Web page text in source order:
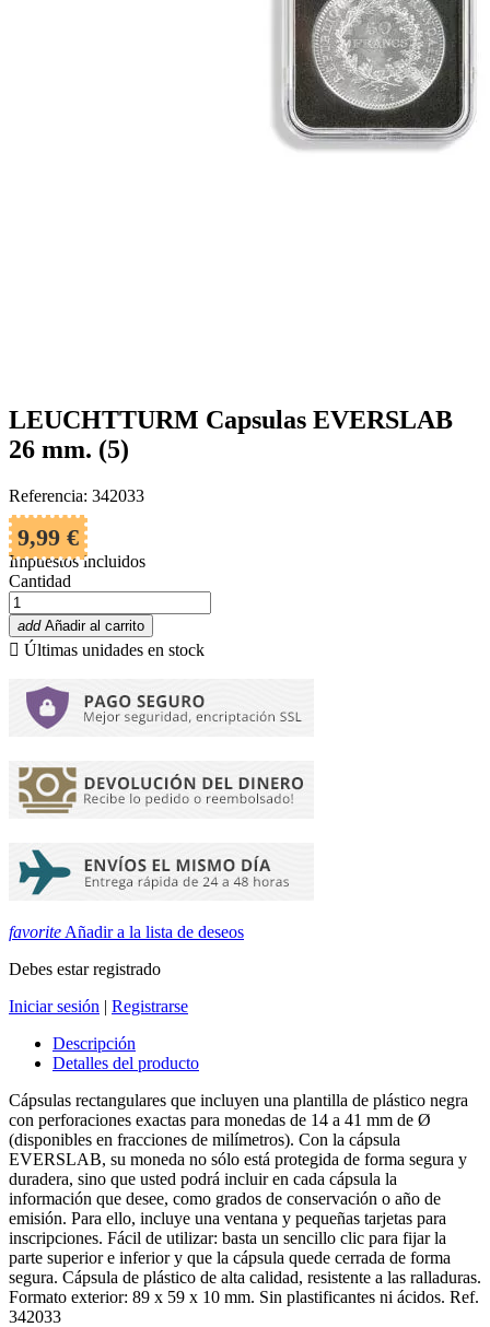
LEUCHTTURM Capsulas EVERSLAB
26 mm. (5)
Referencia: 342033
9,99 €
Impuestos incluidos
Cantidad
add Añadir al carrito
 Últimas unidades en stock
favorite Añadir a la lista de deseos
Debes estar registrado
Iniciar sesión | Registrarse
Descripción
Detalles del producto
Cápsulas rectangulares que incluyen una plantilla de plástico negra
con perforaciones exactas para monedas de 14 a 41 mm de Ø
(disponibles en fracciones de milímetros). Con la cápsula
EVERSLAB, su moneda no sólo está protegida de forma segura y
duradera, sino que usted podrá incluir en cada cápsula la
información que desee, como grados de conservación o año de
emisión. Para ello, incluye una ventana y pequeñas tarjetas para
inscripciones. Fácil de utilizar: basta un sencillo clic para fijar la
parte superior e inferior y que la cápsula quede cerrada de forma
segura. Cápsula de plástico de alta calidad, resistente a las ralladuras.
Formato exterior: 89 x 59 x 10 mm. Sin plastificantes ni ácidos. Ref.
342033